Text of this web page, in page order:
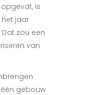
is
jaar
zou een
van
gebouw